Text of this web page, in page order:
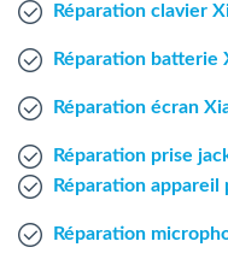
Réparation clavier
Réparation batterie
Réparation écran
Réparation prise
Réparation
Réparation